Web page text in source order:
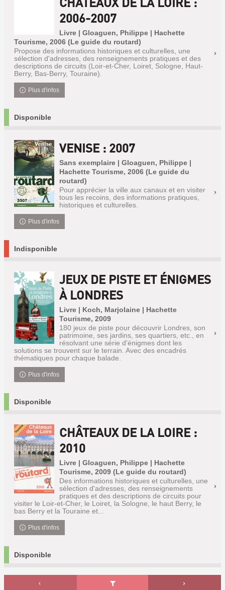
2006-2007
Livre | Gloaguen, Philippe | Hachette
Tourisme, 2006 (Le guide du routard)
Propose des informations historiques et culturelles, une
sélection d'adresses, des renseignements pratiques et des
descriptions de circuits (Loir-et-Cher, Loiret, Sologne, Haut-
Berry, Bas-Berry, Touraine).
Plus d'infos
Disponible
VENISE : 2007
Sans exemplaire | Gloaguen, Philippe |
Hachette Tourisme, 2006 (Le guide du
routard)
Pour apprécier la ville aux canaux et en visiter
tous les recoins, des informations pratiques,
historiques et culturelles.
Plus d'infos
Indisponible
JEUX DE PISTE ET ÉNIGMES
À LONDRES
Livre | Koch, Marjolaine | Hachette
Tourisme, 2009
180 jeux de piste pour découvrir Londres, son
patrimoine, ses jardins, ses quartiers, etc., en
résolvant une série d'énigmes dont les
solutions se trouvent sur le terrain. Avec des encadrés
thématiques pour chaque balade.
Plus d'infos
Disponible
CHÂTEAUX DE LA LOIRE :
2010
Livre | Gloaguen, Philippe | Hachette
Tourisme, 2009 (Le guide du routard)
Des informations historiques et culturelles, une
sélection d'adresses, des renseignements
pratiques et des descriptions de circuits pour
visiter le Loir-et-Cher, le Loiret, la Sologne, le haut Berry, le
bas Berry et la Touraine et...
Plus d'infos
Disponible